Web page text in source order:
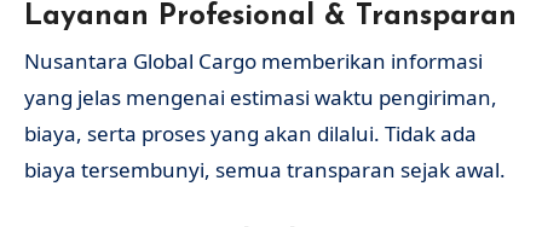
Layanan Profesional & Transparan
Nusantara Global Cargo memberikan informasi
yang jelas mengenai estimasi waktu pengiriman,
biaya, serta proses yang akan dilalui. Tidak ada
biaya tersembunyi, semua transparan sejak awal.